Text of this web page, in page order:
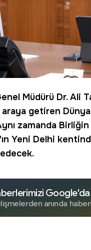
Müdürü Dr. Ali
getiren Dünya
zamanda
Yeni Delhi
Google'da
anında